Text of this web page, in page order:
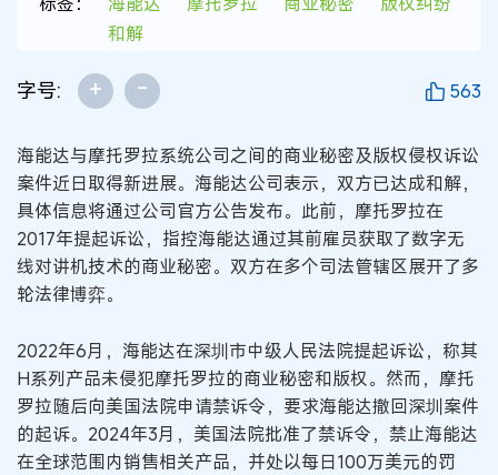
和解
字号: + - 563
海能达与摩托罗拉系统公司之间的商业秘密及版权侵权诉讼
案件近日取得新进展。海能达公司表示，双方已达成和解，
具体信息将通过公司官方公告发布。此前，摩托罗拉在
2017年提起诉讼，指控海能达通过其前雇员获取了数字无
线对讲机技术的商业秘密。双方在多个司法管辖区展开了多
轮法律博弈。
2022年6月，海能达在深圳市中级人民法院提起诉讼，称其
H系列产品未侵犯摩托罗拉的商业秘密和版权。然而，摩托
罗拉随后向美国法院申请禁诉令，要求海能达撤回深圳案件
的起诉。2024年3月，美国法院批准了禁诉令，禁止海能达
在全球范围内销售相关产品，并处以每日100万美元的罚